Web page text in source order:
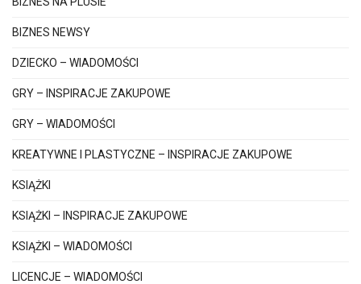
BIZNES NEWSY
DZIECKO – WIADOMOŚCI
GRY – INSPIRACJE ZAKUPOWE
GRY – WIADOMOŚCI
KREATYWNE I PLASTYCZNE – INSPIRACJE ZAKUPOWE
KSIĄŻKI
KSIĄŻKI – INSPIRACJE ZAKUPOWE
KSIĄŻKI – WIADOMOŚCI
LICENCJE – WIADOMOŚCI